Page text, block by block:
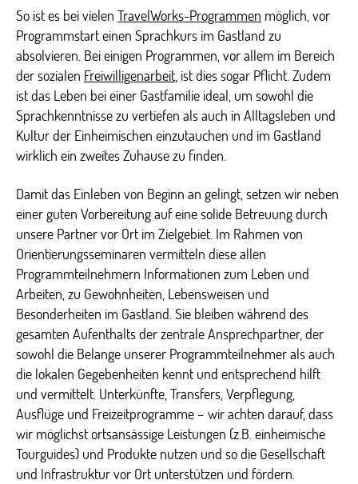
So ist es bei vielen TravelWorks-Programmen möglich, vor
Programmstart einen Sprachkurs im Gastland zu
absolvieren. Bei einigen Programmen, vor allem im Bereich
der sozialen Freiwilligenarbeit, ist dies sogar Pflicht. Zudem
ist das Leben bei einer Gastfamilie ideal, um sowohl die
Sprachkenntnisse zu vertiefen als auch in Alltagsleben und
Kultur der Einheimischen einzutauchen und im Gastland
wirklich ein zweites Zuhause zu finden.
Damit das Einleben von Beginn an gelingt, setzen wir neben
einer guten Vorbereitung auf eine solide Betreuung durch
unsere Partner vor Ort im Zielgebiet. Im Rahmen von
Orientierungsseminaren vermitteln diese allen
Programmteilnehmern Informationen zum Leben und
Arbeiten, zu Gewohnheiten, Lebensweisen und
Besonderheiten im Gastland. Sie bleiben während des
gesamten Aufenthalts der zentrale Ansprechpartner, der
sowohl die Belange unserer Programmteilnehmer als auch
die lokalen Gegebenheiten kennt und entsprechend hilft
und vermittelt. Unterkünfte, Transfers, Verpflegung,
Ausflüge und Freizeitprogramme – wir achten darauf, dass
wir möglichst ortsansässige Leistungen (z.B. einheimische
Tourguides) und Produkte nutzen und so die Gesellschaft
und Infrastruktur vor Ort unterstützen und fördern.